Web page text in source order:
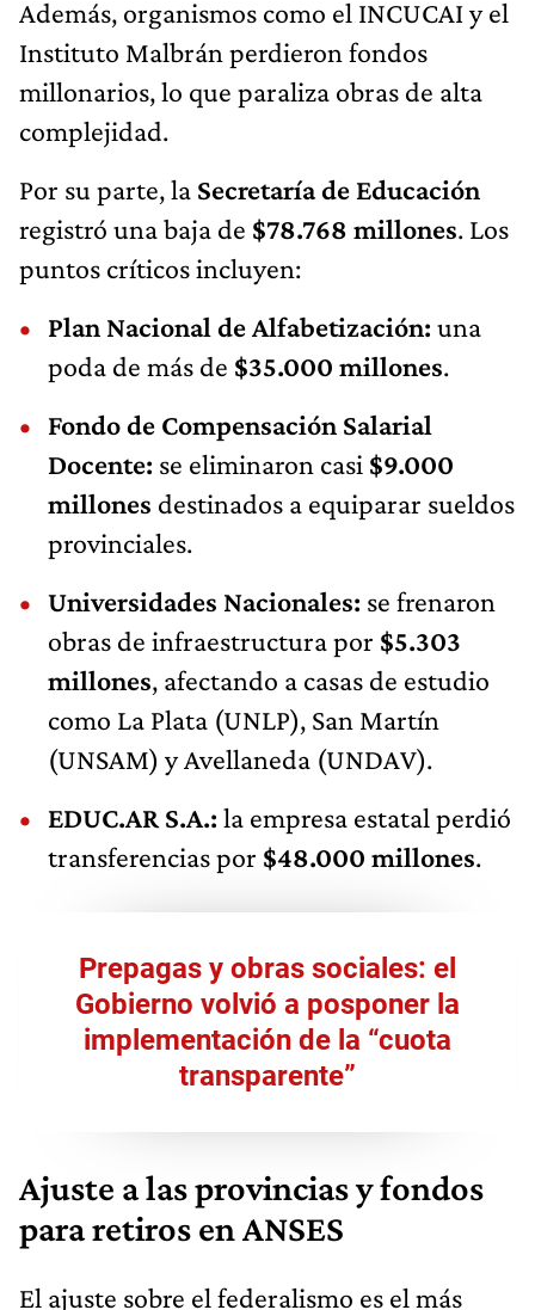
Además, organismos como el INCUCAI y el
Instituto Malbrán perdieron fondos
millonarios, lo que paraliza obras de alta
complejidad.
Por su parte, la Secretaría de Educación
registró una baja de $78.768 millones. Los
puntos críticos incluyen:
Plan Nacional de Alfabetización: una
poda de más de $35.000 millones.
Fondo de Compensación Salarial
Docente: se eliminaron casi $9.000
millones destinados a equiparar sueldos
provinciales.
Universidades Nacionales: se frenaron
obras de infraestructura por $5.303
millones, afectando a casas de estudio
como La Plata (UNLP), San Martín
(UNSAM) y Avellaneda (UNDAV).
EDUC.AR S.A.: la empresa estatal perdió
transferencias por $48.000 millones.
Prepagas y obras sociales: el
Gobierno volvió a posponer la
implementación de la “cuota
transparente”
Ajuste a las provincias y fondos
para retiros en ANSES
El ajuste sobre el federalismo es el más